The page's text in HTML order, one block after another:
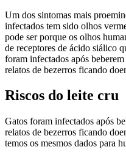
Um dos sintomas mais
infectados tem sido olhos
pode ser porque os olhos
de receptores de ácido siálico
foram infectados após
relatos de bezerros ficando
Riscos do leite cru
Gatos foram infectados após
relatos de bezerros ficando
temos os mesmos dados para